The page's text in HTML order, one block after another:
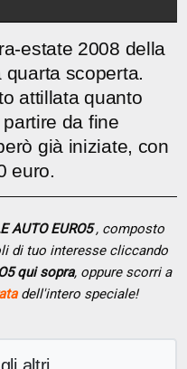
estate 2008 della
scoperta.
attillata quanto
da fine
già iniziate, con
euro.
AUTO EURO5, composto
di tuo interesse cliccando
qui sopra, oppure scorri a
dell'intero speciale!